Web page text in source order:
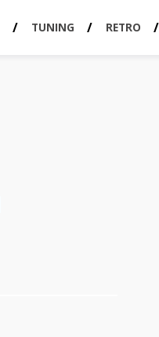
TUNING RETRO